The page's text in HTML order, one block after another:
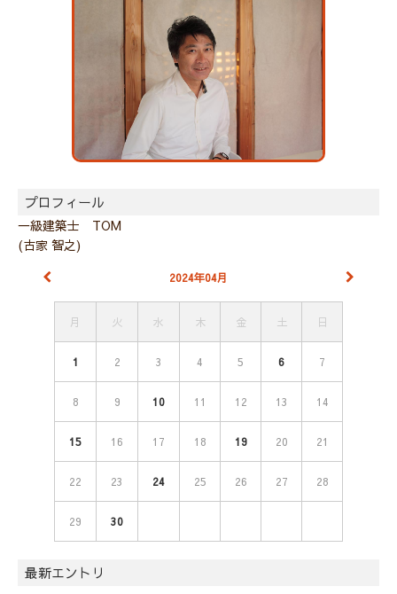
プロフィール
一級建築士 TOM
(古家 智之)
2024年04月
月 火 水 木 金 土 日
1 2 3 4 5 6 7
8 9 10 11 12 13 14
15 16 17 18 19 20 21
22 23 24 25 26 27 28
29 30
最新エントリ